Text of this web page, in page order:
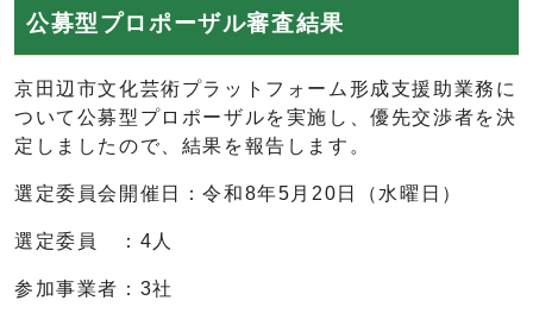
公募型プロポーザル審査結果
京田辺市文化芸術プラットフォーム形成支援助業務に
ついて公募型プロポーザルを実施し、優先交渉者を決
定しましたので、結果を報告します。
選定委員会開催日：令和8年5月20日（水曜日）
選定委員 ：4人
参加事業者：3社